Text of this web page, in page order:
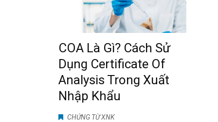
COA Là Gì? Cách Sử
Dụng Certificate Of
Analysis Trong Xuất
Nhập Khẩu
CHỨNG TỪ XNK